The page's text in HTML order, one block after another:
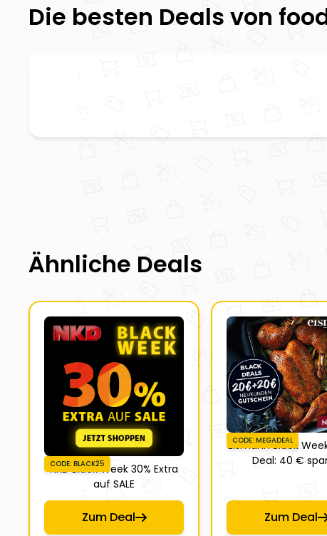
Die besten Deals von
Ähnliche Deals
CODE: BLACK25
NKD Black Week 30% Extra
auf SALE
Zum Deal
CODE: MEGADEAL
Eismann Black
Deal: 40 €
Zum Deal